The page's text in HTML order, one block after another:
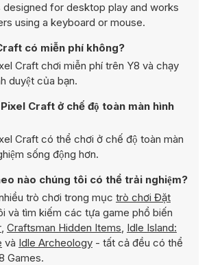
designed for desktop play and works
using a keyboard or mouse.
có miễn phí không?
Craft chơi miễn phí trên Y8 và chạy
duyệt của bạn.
Craft ở chế độ toàn màn hình
Craft có thể chơi ở chế độ toàn màn
sống động hơn.
nào chúng tôi có thể trải nghiệm?
trò chơi trong mục trò chơi Đặt
và tìm kiếm các tựa game phổ biến
, Craftsman Hidden Items, Idle Island:
và Idle Archeology - tất cả đều có thể
Games.